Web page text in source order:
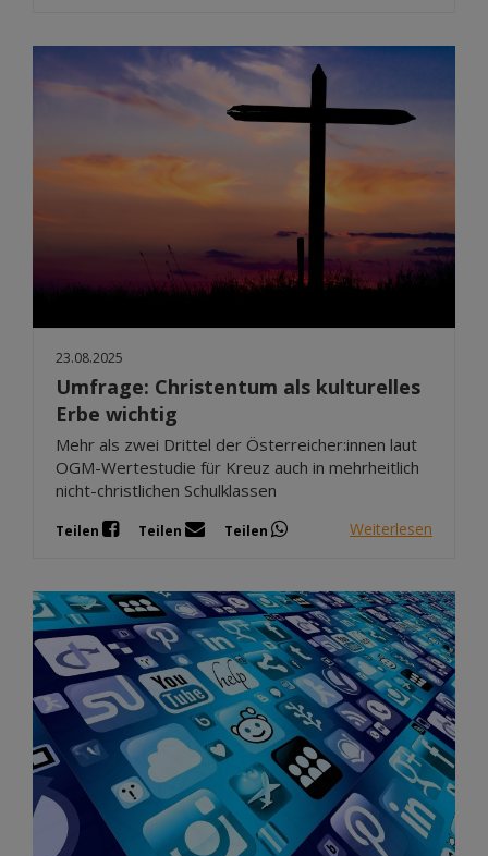
23.08.2025
Umfrage: Christentum als kulturelles
Erbe wichtig
Mehr als zwei Drittel der Österreicher:innen laut
OGM-Wertestudie für Kreuz auch in mehrheitlich
nicht-christlichen Schulklassen
Teilen Teilen Teilen Weiterlesen